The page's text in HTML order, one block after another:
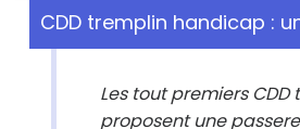
CDD tremplin handicap :
Les tout premiers
proposent une